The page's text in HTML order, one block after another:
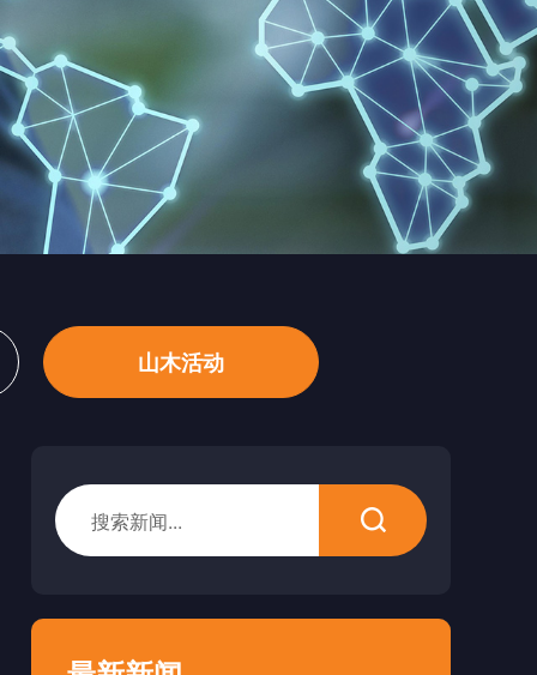
消费类电池
山木活动